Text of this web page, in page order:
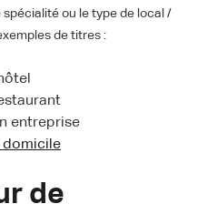
ou le type de local /
de titres :
entreprise
domicile
de